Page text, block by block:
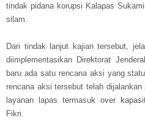
tindak pidana korupsi Kalapas
silam.
Dari tindak lanjut kajian tersebut,
diimplementasikan Direktorat
baru ada satu rencana aksi yang
rencana aksi tersebut telah
layanan lapas termasuk over
Fikri.